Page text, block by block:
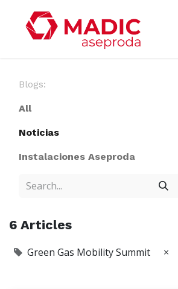
Blogs:
All
Noticias
Instalaciones Aseproda
6 Articles
Green Gas Mobility Summit ×